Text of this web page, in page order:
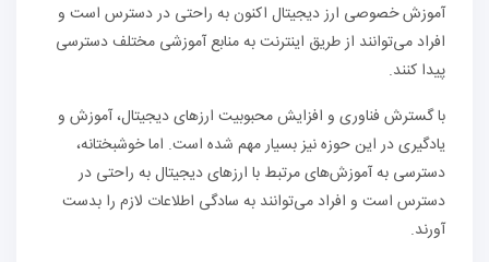
آموزش خصوصی ارز دیجیتال اکنون به راحتی در دسترس است و
افراد می‌توانند از طریق اینترنت به منابع آموزشی مختلف دسترسی
پیدا کنند.
با گسترش فناوری و افزایش محبوبیت ارزهای دیجیتال، آموزش و
یادگیری در این حوزه نیز بسیار مهم شده است. اما خوشبختانه،
دسترسی به آموزش‌های مرتبط با ارزهای دیجیتال به راحتی در
دسترس است و افراد می‌توانند به سادگی اطلاعات لازم را بدست
آورند.